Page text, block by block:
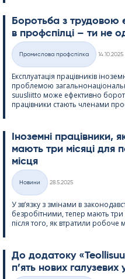
Боротьба з трудовою
в профспілці – ти не
Категорії
Промислова профспілка
14.10.2025
Експлуатація працівників
проблемою
suus­liitto може ефективно
працівники стають членами
Іноземні працівники,
мають три місяці для
місця
Категорії
Новини
28.5.2025
У зв’язку з змінами в
безробітними, тепер мають три
після того, як втратили робоче
До додатоку
п’ять нових галузевих